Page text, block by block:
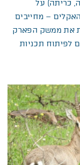
כריתה) על
– מחייבים
את ממשק הפארק
לפיתוח תכניות